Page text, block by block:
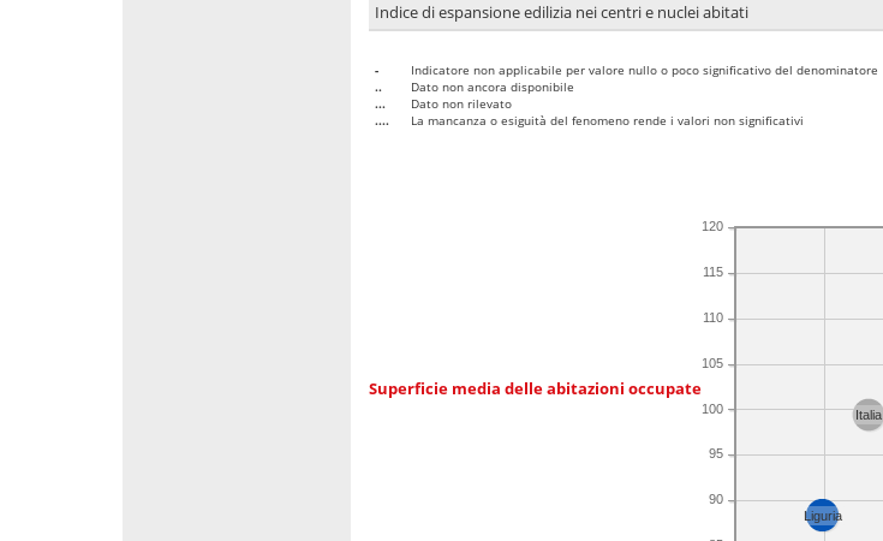
Indice di espansione edilizia nei centri e nuclei abitati
-
Indicatore non applicabile per valore nullo o poco significativo del denominatore
..
Dato non ancora disponibile
...
Dato non rilevato
....
La mancanza o esiguità del fenomeno rende i valori non significativi
Superficie media delle abitazioni occupate
90
95
100
105
110
115
120
Liguria
Italia